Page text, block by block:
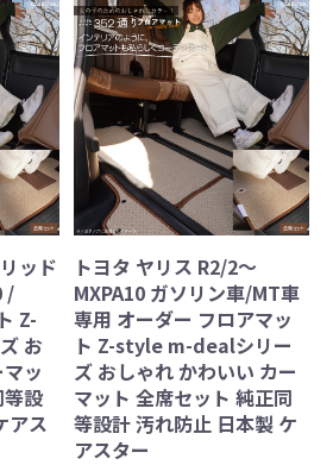
ッド
/
Z-
お
ッ
等設
アス
トヨタ ヤリス R2/2～
MXPA10 ガソリン車/MT車
専用 オーダー フロアマッ
ト Z-style m-dealシリー
ズ おしゃれ かわいい カー
マット 全席セット 純正同
等設計 汚れ防止 日本製 ケ
アスター